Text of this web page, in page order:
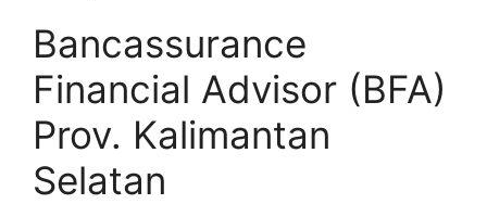
Bancassurance
Financial Advisor (BFA)
Prov. Kalimantan
Selatan